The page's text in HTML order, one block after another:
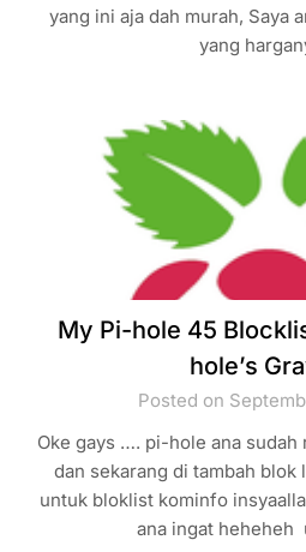
yang ini aja dah murah, Saya
yang
My Pi-hole 45
hole’s
Posted on
Oke gays …. pi-hole ana sudah
dan sekarang di tambah
untuk bloklist kominfo
ana ingat